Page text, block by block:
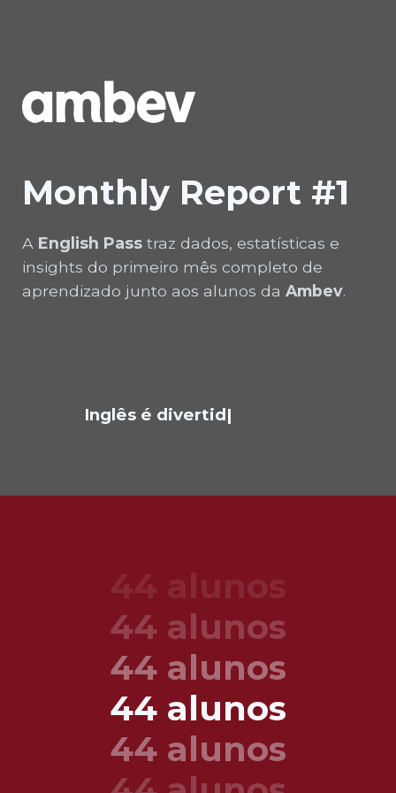
Monthly Report #1
A English Pass traz dados, estatísticas e
insights do primeiro mês completo de
aprendizado junto aos alunos da Ambev.
Inglês é divertid|
44 alunos
44 alunos
44 alunos
44 alunos